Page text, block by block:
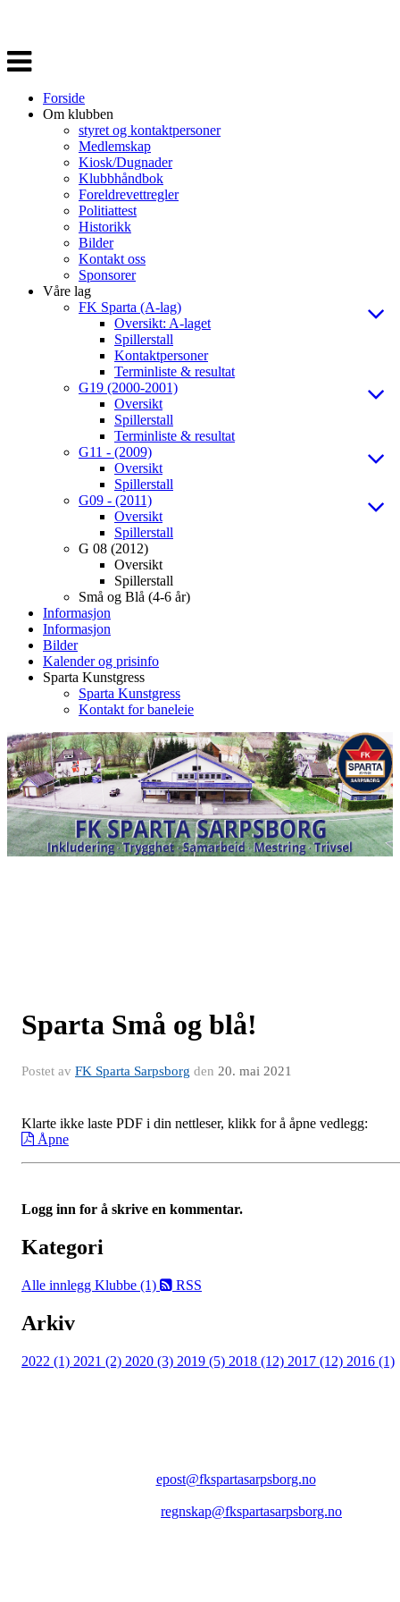
Veksle
navigasjon
Forside
Om klubben
styret og kontaktpersoner
Medlemskap
Kiosk/Dugnader
Klubbhåndbok
Foreldrevettregler
Politiattest
Historikk
Bilder
Kontakt oss
Sponsorer
Våre lag
FK Sparta (A-lag)
Oversikt: A-laget
Spillerstall
Kontaktpersoner
Terminliste & resultat
G19 (2000-2001)
Oversikt
Spillerstall
Terminliste & resultat
G11 - (2009)
Oversikt
Spillerstall
G09 - (2011)
Oversikt
Spillerstall
G 08 (2012)
Oversikt
Spillerstall
Små og Blå (4-6 år)
Informasjon
Informasjon
Bilder
Kalender og prisinfo
Sparta Kunstgress
Sparta Kunstgress
Kontakt for baneleie
Sparta Små og blå!
Postet av FK Sparta Sarpsborg den 20. mai 2021
Klarte ikke laste PDF i din nettleser, klikk for å åpne vedlegg:
Åpne
Logg inn for å skrive en kommentar.
Kategori
Alle innlegg Klubbe (1) RSS
Arkiv
2022 (1) 2021 (2) 2020 (3) 2019 (5) 2018 (12) 2017 (12) 2016 (1)
epost@fkspartasarpsborg.no
regnskap@fkspartasarpsborg.no